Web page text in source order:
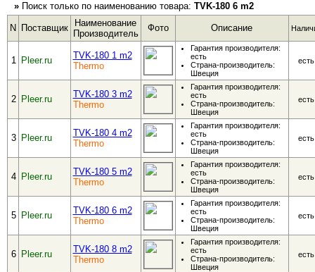
»Поиск толькопо наименованию товара: TVK-180 6 m2
N Поставщик
Наименование
Производитель
Фото Описание
1 Pleer.ru
TVK-180 1 m2
Thermo
Гарантия производителя:
есть
Страна-производитель:
Швеция
есть
2 Pleer.ru
TVK-180 3 m2
Thermo
Гарантия производителя:
есть
Страна-производитель:
Швеция
есть
3 Pleer.ru
TVK-180 4 m2
Thermo
Гарантия производителя:
есть
Страна-производитель:
Швеция
есть
4 Pleer.ru
TVK-180 5 m2
Thermo
Гарантия производителя:
есть
Страна-производитель:
Швеция
есть
5 Pleer.ru
TVK-180 6 m2
Thermo
Гарантия производителя:
есть
Страна-производитель:
Швеция
есть
6 Pleer.ru
TVK-180 8 m2
Thermo
Гарантия производителя:
есть
Страна-производитель:
Швеция
есть